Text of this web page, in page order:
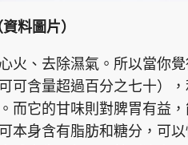
權及免責聲明
資料圖片）
火、去除濕氣。所以當你
可含量超過百分之七十）
而它的甘味則對脾胃有益
本身含有脂肪和糖分，可